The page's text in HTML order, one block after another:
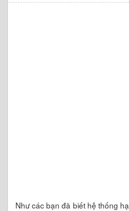
Như các bạn đã biết hệ thống hạ